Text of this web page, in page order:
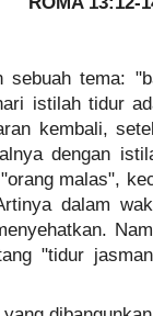
sebuah tema:
istilah tidur
kembali,
dengan
malas",
dalam
"tidur